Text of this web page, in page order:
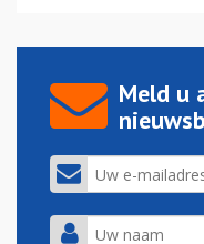
Meld u